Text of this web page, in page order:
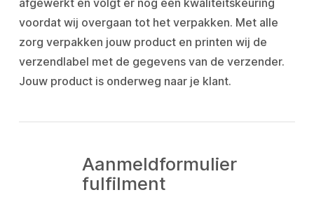
voordat wij overgaan tot het verpakken. Met alle
zorg verpakken jouw product en printen wij de
verzendlabel met de gegevens van de verzender.
Jouw product is onderweg naar je klant.
Aanmeldformulier
fulfilment